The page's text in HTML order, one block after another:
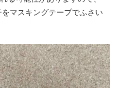
マスキングテープでふさい